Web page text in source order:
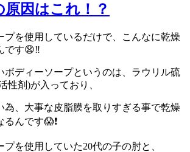
原因はこれ！？
プを使用しているだけで、こんなに乾燥
です😧‼️
ボディーソープというのは、ラウリル硫
性剤)が入っており、
為、大事な皮脂膜を取りすぎる事で乾燥
んです😱❗️
プを使用していた20代の子の肘と、